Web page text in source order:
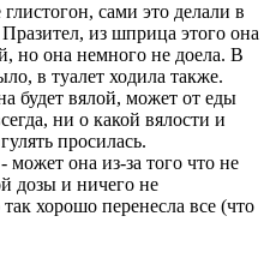
сами это делали в
из шприца этого она
но она немного не доела. В
в туалет ходила также.
будет вялой, может от еды
ни о какой вялости и
просилась.
она из-за того что не
дозы и ничего не
хорошо перенесла все (что